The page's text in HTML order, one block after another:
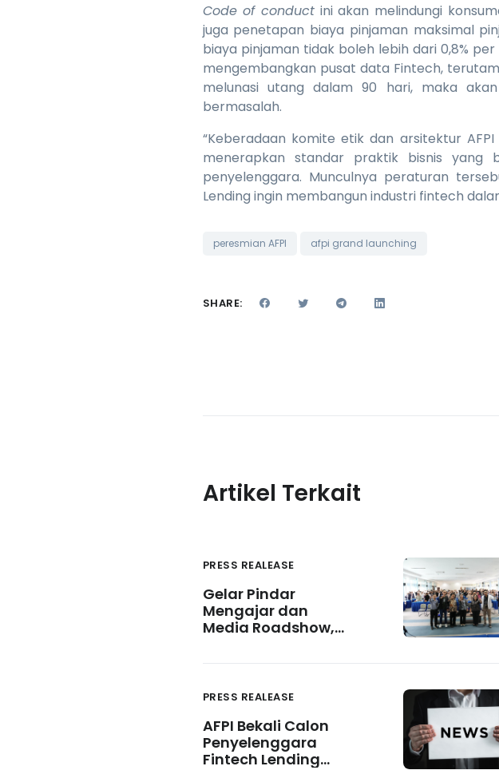
Code of conductini akan melindungi
juga penetapan biaya pinjaman maksimal
biaya pinjaman tidak boleh lebih dari 0,8%
mengembangkan pusat data Fintech,
melunasi utang dalam 90 hari, maka
bermasalah.
“Keberadaan komite etik dan arsitektur
menerapkan standar praktik bisnis yang
penyelenggara. Munculnya peraturan
Lending ingin membangun industri fintech
peresmian AFPI afpi grand launching
SHARE:
Artikel Terkait
PRESS REALEASE
Gelar Pindar
Mengajar dan
Media Roadshow,
dan Literasi Publik
PRESS REALEASE
AFPI Bekali Calon
Penyelenggara
Fintech Lending